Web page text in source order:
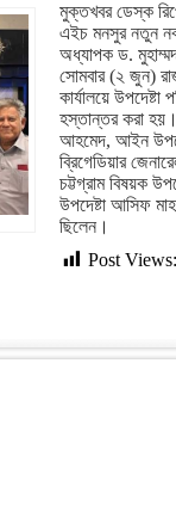
মুক্তখবর ডেস্ক
এইচ মনসুর নতুন
অধ্যাপক ড.
সোমবার (২ জুন)
কার্যালয়ে
হস্তান্তর করা হয়।
আহমেদ, আইন
ব্রিগেডিয়ার
চট্টগ্রাম বিষয়ক
উপদেষ্টা আসিফ
ছিলেন।
Post Views: